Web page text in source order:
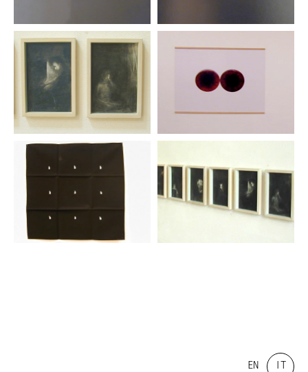
invitato con un progetto di affissione pubblica
all’iniziativaTalk to the City
Collabora con il Teatro dell’Elfo di Milano per
creazione di ‘sculture di scena’ per La Tempesta
(regia di Ferdinando Bruni e Francesco Frongia, in
sena da aprile 2005). Dal 2004 collabora con la
designer Betony Vernon al progetto
Una sua mostra personale è prevista al Salon
Paradise Found di Parigi nella primavera 2005).
EN